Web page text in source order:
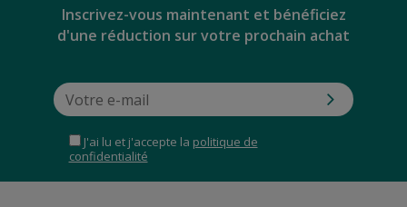
Inscrivez-vous maintenant et bénéficiez
d'une réduction sur votre prochain achat
J'ai lu et j'accepte la politique de
confidentialité